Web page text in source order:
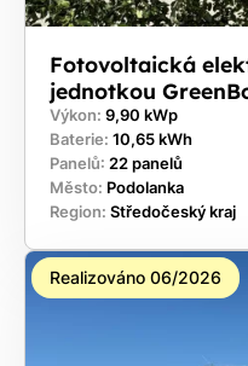
Fotovoltaická
jednotkou
Výkon: 9,90 kWp
Baterie: 10,65 kWh
Panelů: 22 panelů
Město: Podolanka
Region: Středočeský kraj
Realizováno 06/2026